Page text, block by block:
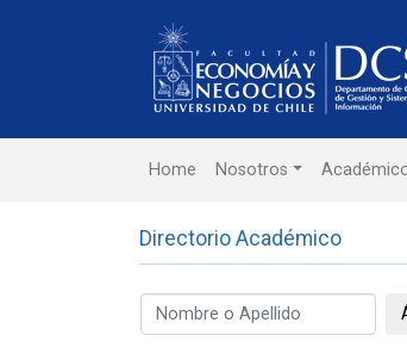
Home Nosotros
Directorio Académico